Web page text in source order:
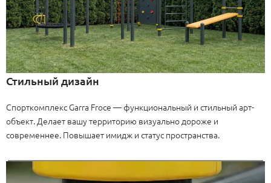
Стильный дизайн
Спорткомплекс Garra Froce — функциональный и стильный арт-
объект. Делает вашу территорию визуально дороже и
современнее. Повышает имидж и статус пространства.